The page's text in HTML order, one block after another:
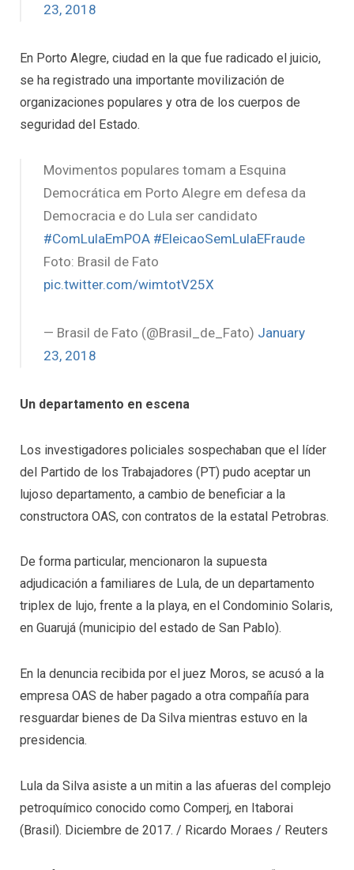
23, 2018
En Porto Alegre, ciudad en la que fue radicado el juicio,
se ha registrado una importante movilización de
organizaciones populares y otra de los cuerpos de
seguridad del Estado.
Movimentos populares tomam a Esquina
Democrática em Porto Alegre em defesa da
Democracia e do Lula ser candidato
#ComLulaEmPOA #EleicaoSemLulaEFraude
Foto: Brasil de Fato
pic.twitter.com/wimtotV25X
— Brasil de Fato (@Brasil_de_Fato) January
23, 2018
Un departamento en escena
Los investigadores policiales sospechaban que el líder
del Partido de los Trabajadores (PT) pudo aceptar un
lujoso departamento, a cambio de beneficiar a la
constructora OAS, con contratos de la estatal Petrobras.
De forma particular, mencionaron la supuesta
adjudicación a familiares de Lula, de un departamento
triplex de lujo, frente a la playa, en el Condominio Solaris,
en Guarujá (municipio del estado de San Pablo).
En la denuncia recibida por el juez Moros, se acusó a la
empresa OAS de haber pagado a otra compañía para
resguardar bienes de Da Silva mientras estuvo en la
presidencia.
Lula da Silva asiste a un mitin a las afueras del complejo
petroquímico conocido como Comperj, en Itaborai
(Brasil). Diciembre de 2017. / Ricardo Moraes / Reuters